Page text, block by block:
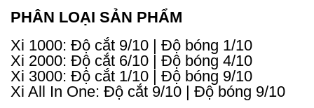
PHÂN LOẠI SẢN PHẨM
Xi 1000: Độ cắt 9/10 | Độ bóng 1/10
Xi 2000: Độ cắt 6/10 | Độ bóng 4/10
Xi 3000: Độ cắt 1/10 | Độ bóng 9/10
Xi All In One: Độ cắt 9/10 | Độ bóng 9/10